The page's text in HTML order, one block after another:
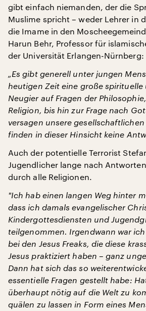
gibt einfach niemanden, der die
Muslime spricht – weder Lehrer in
die Imame in den
Harun Behr, Professor für
der Universität Erlangen-Nürnberg:
„Es gibt generell unter jungen
heutigen Zeit eine große
Neugier auf Fragen der
Religion, bis hin zur Frage nach
versagen unsere
finden in dieser Hinsicht keine
Auch der potentielle Terrorist
Jugendlicher lange nach
durch alle Religionen.
"Ich hab einen langen Weg hinter
dass ich damals evangelischer
Kindergottesdiensten und
teilgenommen. Irgendwann war
bei den Jesus Freaks, die diese
Jesus praktiziert haben – ganz
Dann hat sich das so
essentielle Fragen gestellt habe:
überhaupt nötig auf die Welt zu
quälen zu lassen in Form eines